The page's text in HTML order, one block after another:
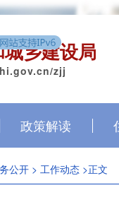
乡建设局
zjj
政策解读
公开 > 工作动态 >正文